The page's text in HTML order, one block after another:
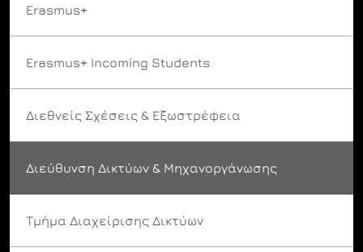
Erasmus+
Erasmus+ Incoming Students
Διεθνείς Σχέσεις & Εξωστρέφεια
Διεύθυνση Δικτύων & Μηχανοργάνωσης
Τμήμα Διαχείρισης Δικτύων